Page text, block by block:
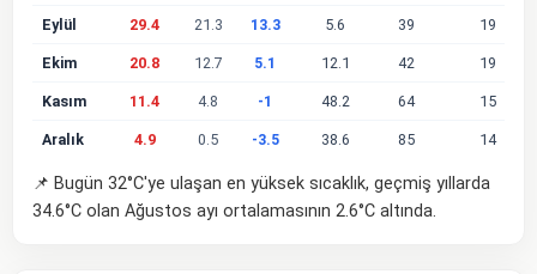
Eylül 29.4 21.3 13.3 5.6 39 19
Ekim 20.8 12.7 5.1 12.1 42 19
Kasım 11.4 4.8 -1 48.2 64 15
Aralık 4.9 0.5 -3.5 38.6 85 14
📌 Bugün 32°C'ye ulaşan en yüksek sıcaklık, geçmiş yıllarda
34.6°C olan Ağustos ayı ortalamasının 2.6°C altında.